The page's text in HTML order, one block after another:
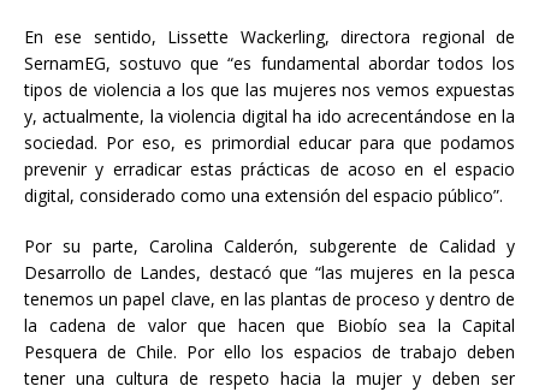
En ese sentido, Lissette Wackerling, directora regional de
SernamEG, sostuvo que “es fundamental abordar todos los
tipos de violencia a los que las mujeres nos vemos expuestas
y, actualmente, la violencia digital ha ido acrecentándose en la
sociedad. Por eso, es primordial educar para que podamos
prevenir y erradicar estas prácticas de acoso en el espacio
digital, considerado como una extensión del espacio público”.
Por su parte, Carolina Calderón, subgerente de Calidad y
Desarrollo de Landes, destacó que “las mujeres en la pesca
tenemos un papel clave, en las plantas de proceso y dentro de
la cadena de valor que hacen que Biobío sea la Capital
Pesquera de Chile. Por ello los espacios de trabajo deben
tener una cultura de respeto hacia la mujer y deben ser